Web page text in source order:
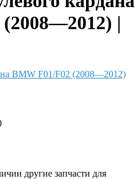
|
другие запчасти для